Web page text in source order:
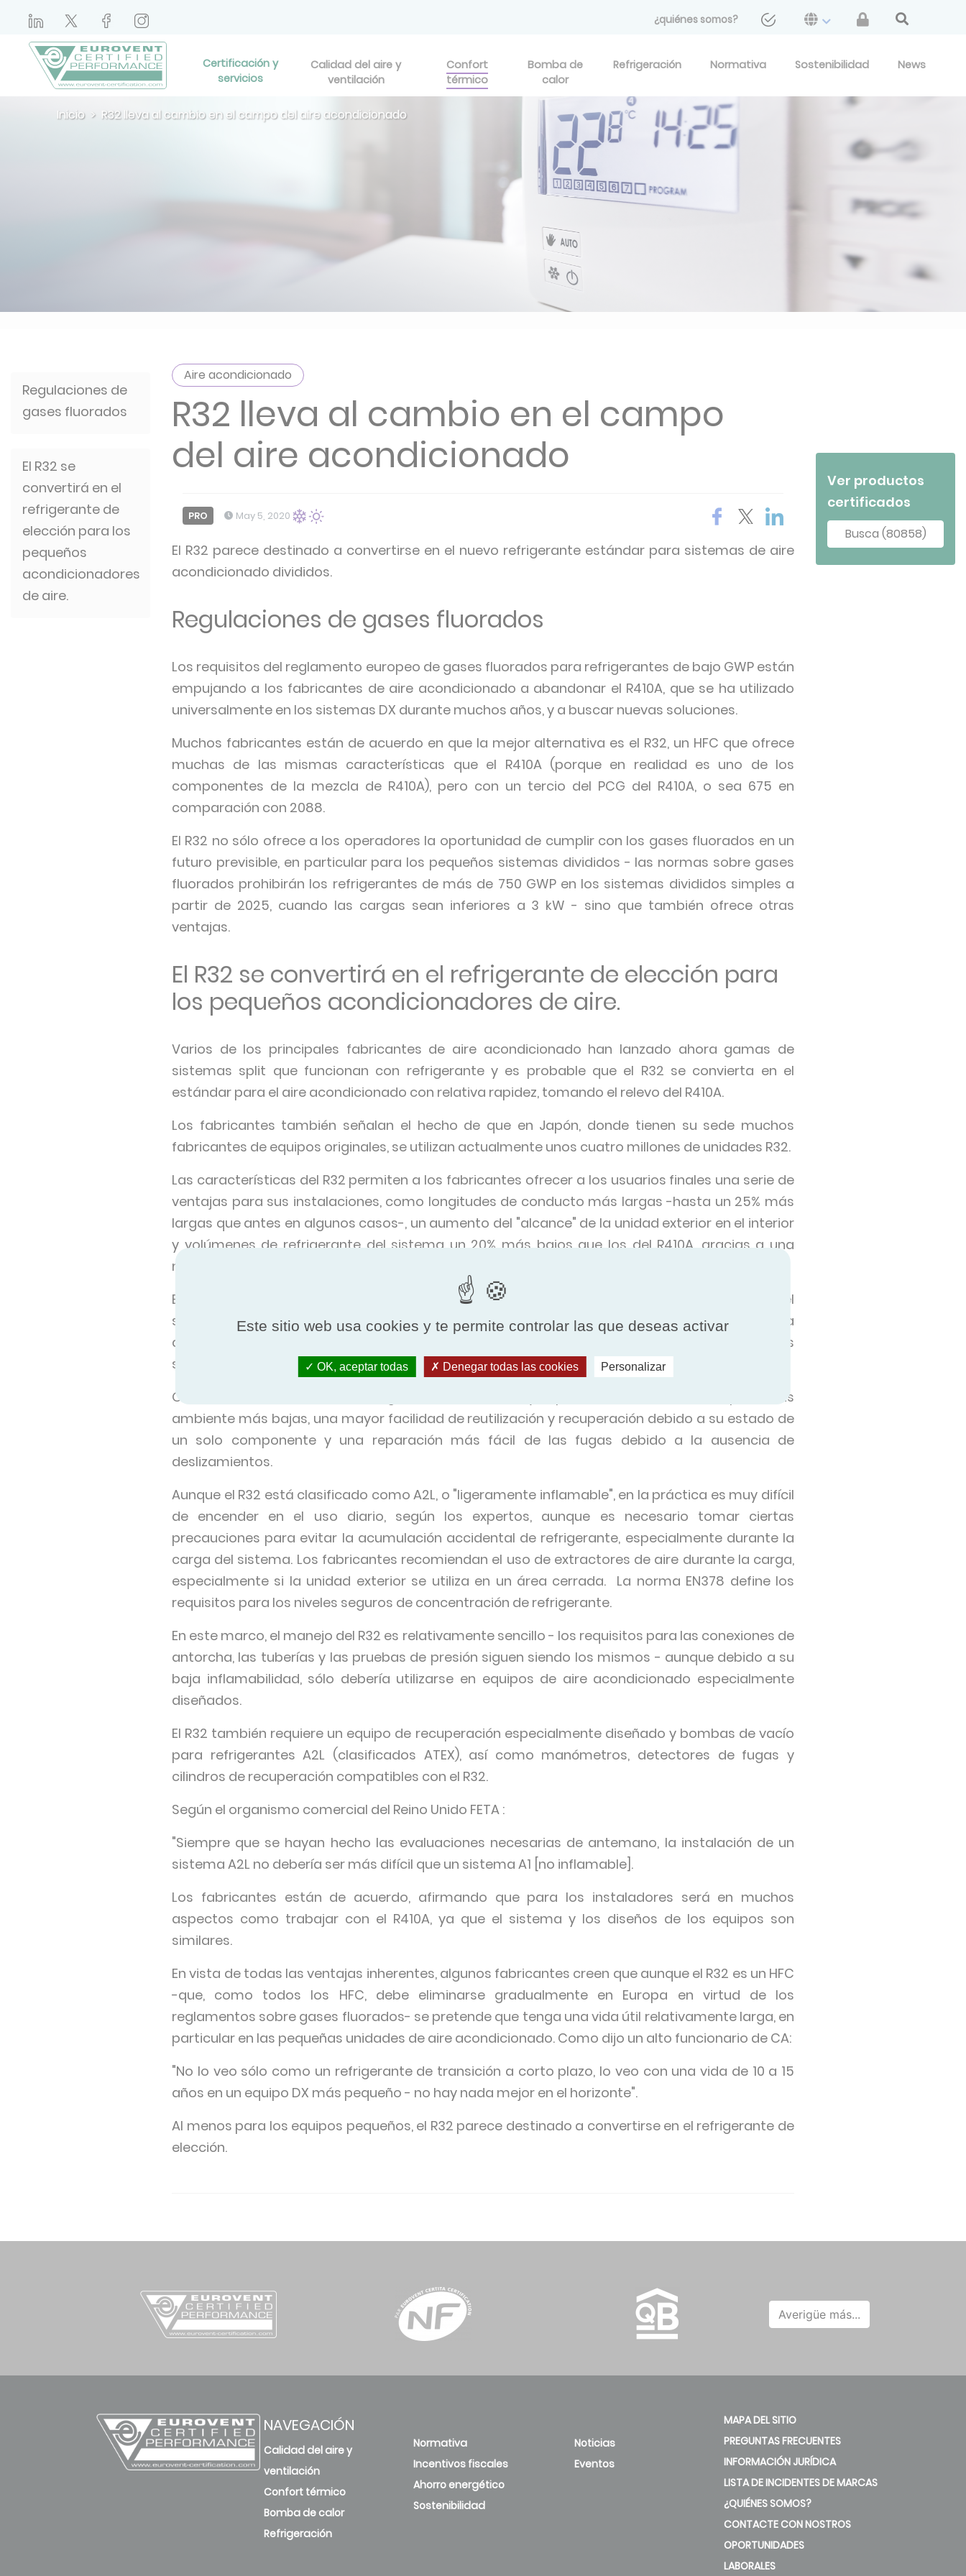
¿quiénes somos?
Certificación y
servicios
Calidad del aire y
ventilación
Confort
térmico
Bomba de
calor
Refrigeración Normativa Sostenibilidad News
Inicio R32 lleva al cambio en el campo del aire acondicionado
Regulaciones de
gases fluorados
El R32 se
convertirá en el
refrigerante de
elección para los
pequeños
acondicionadores
de aire.
Aire acondicionado
R32 lleva al cambio en el campo
del aire acondicionado
PRO May 5, 2020
El R32 parece destinado a convertirse en el nuevo refrigerante estándar para sistemas de aire
acondicionado divididos.
Regulaciones de gases fluorados
Los requisitos del reglamento europeo de gases fluorados para refrigerantes de bajo GWP están
empujando a los fabricantes de aire acondicionado a abandonar el R410A, que se ha utilizado
universalmente en los sistemas DX durante muchos años, y a buscar nuevas soluciones.
Muchos fabricantes están de acuerdo en que la mejor alternativa es el R32, un HFC que ofrece
muchas de las mismas características que el R410A (porque en realidad es uno de los
componentes de la mezcla de R410A), pero con un tercio del PCG del R410A, o sea 675 en
comparación con 2088.
El R32 no sólo ofrece a los operadores la oportunidad de cumplir con los gases fluorados en un
futuro previsible, en particular para los pequeños sistemas divididos - las normas sobre gases
fluorados prohibirán los refrigerantes de más de 750 GWP en los sistemas divididos simples a
partir de 2025, cuando las cargas sean inferiores a 3 kW - sino que también ofrece otras
ventajas.
El R32 se convertirá en el refrigerante de elección para
los pequeños acondicionadores de aire.
Varios de los principales fabricantes de aire acondicionado han lanzado ahora gamas de
sistemas split que funcionan con refrigerante y es probable que el R32 se convierta en el
estándar para el aire acondicionado con relativa rapidez, tomando el relevo del R410A.
Los fabricantes también señalan el hecho de que en Japón, donde tienen su sede muchos
fabricantes de equipos originales, se utilizan actualmente unos cuatro millones de unidades R32.
Las características del R32 permiten a los fabricantes ofrecer a los usuarios finales una serie de
ventajas para sus instalaciones, como longitudes de conducto más largas -hasta un 25% más
largas que antes en algunos casos-, un aumento del "alcance" de la unidad exterior en el interior
y volúmenes de refrigerante del sistema un 20% más bajos que los del R410A, gracias a una
mayor capacidad volumétrica.
El ligero aumento de la presión y la densidad también contribuyen a la eficiencia general del
sistema en comparación con el R410A, así como una reducción del 10% en el consumo de energía
del sistema en comparación con el R22, otro refrigerante utilizado con frecuencia en los
sistemas de CA más antiguos.
Otros beneficios del nuevo refrigerante son una mayor potencia calorífica a temperaturas
ambiente más bajas, una mayor facilidad de reutilización y recuperación debido a su estado de
un solo componente y una reparación más fácil de las fugas debido a la ausencia de
deslizamientos.
Aunque el R32 está clasificado como A2L, o "ligeramente inflamable", en la práctica es muy difícil
de encender en el uso diario, según los expertos, aunque es necesario tomar ciertas
precauciones para evitar la acumulación accidental de refrigerante, especialmente durante la
carga del sistema. Los fabricantes recomiendan el uso de extractores de aire durante la carga,
especialmente si la unidad exterior se utiliza en un área cerrada. La norma EN378 define los
requisitos para los niveles seguros de concentración de refrigerante.
En este marco, el manejo del R32 es relativamente sencillo - los requisitos para las conexiones de
antorcha, las tuberías y las pruebas de presión siguen siendo los mismos - aunque debido a su
baja inflamabilidad, sólo debería utilizarse en equipos de aire acondicionado especialmente
diseñados.
El R32 también requiere un equipo de recuperación especialmente diseñado y bombas de vacío
para refrigerantes A2L (clasificados ATEX), así como manómetros, detectores de fugas y
cilindros de recuperación compatibles con el R32.
Según el organismo comercial del Reino Unido FETA :
"Siempre que se hayan hecho las evaluaciones necesarias de antemano, la instalación de un
sistema A2L no debería ser más difícil que un sistema A1 [no inflamable].
Los fabricantes están de acuerdo, afirmando que para los instaladores será en muchos
aspectos como trabajar con el R410A, ya que el sistema y los diseños de los equipos son
similares.
En vista de todas las ventajas inherentes, algunos fabricantes creen que aunque el R32 es un HFC
-que, como todos los HFC, debe eliminarse gradualmente en Europa en virtud de los
reglamentos sobre gases fluorados- se pretende que tenga una vida útil relativamente larga, en
particular en las pequeñas unidades de aire acondicionado. Como dijo un alto funcionario de CA:
"No lo veo sólo como un refrigerante de transición a corto plazo, lo veo con una vida de 10 a 15
años en un equipo DX más pequeño - no hay nada mejor en el horizonte".
Al menos para los equipos pequeños, el R32 parece destinado a convertirse en el refrigerante de
elección.
Ver productos
certificados
Busca (80858)
Averigüe más...
NAVEGACIÓN
Calidad del aire y
ventilación
Confort térmico
Bomba de calor
Refrigeración
Normativa
Incentivos fiscales
Ahorro energético
Sostenibilidad
Noticias
Eventos
MAPA DEL SITIO
PREGUNTAS FRECUENTES
INFORMACIÓN JURÍDICA
LISTA DE INCIDENTES DE MARCAS
¿QUIÉNES SOMOS?
CONTACTE CON NOSTROS
OPORTUNIDADES
LABORALES
Este sitio web usa cookies y te permite controlar las que deseas activar
OK, aceptar todas Denegar todas las cookies Personalizar